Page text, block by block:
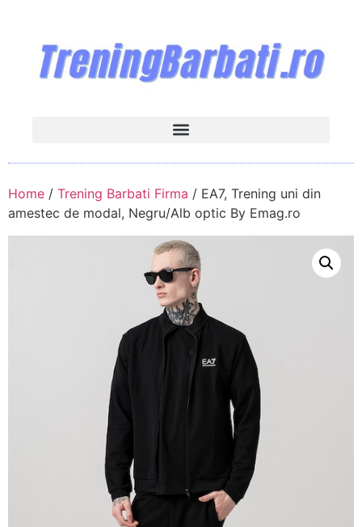
Home / Trening Barbati Firma / EA7, Trening uni din
amestec de modal, Negru/Alb optic By Emag.ro